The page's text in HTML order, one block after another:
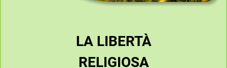
LA LIBERTÀ
RELIGIOSA